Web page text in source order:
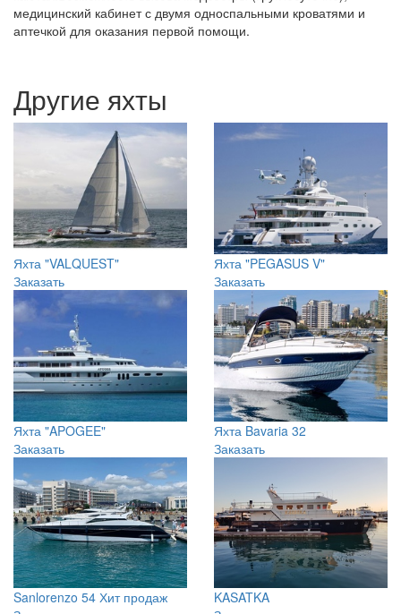
Яхта "VALQUEST"
Заказать
Яхта "PEGASUS V"
Заказать
Яхта "APOGEE"
Заказать
Яхта Bavaria 32
Заказать
Sanlorenzo 54Хит продаж
Заказать
KASATKA
Заказать